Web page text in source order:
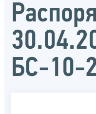
БС-10-